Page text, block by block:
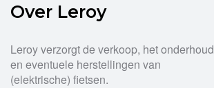
Over Leroy
Leroy verzorgt de verkoop, het onderhoud
en eventuele herstellingen van
(elektrische) fietsen.